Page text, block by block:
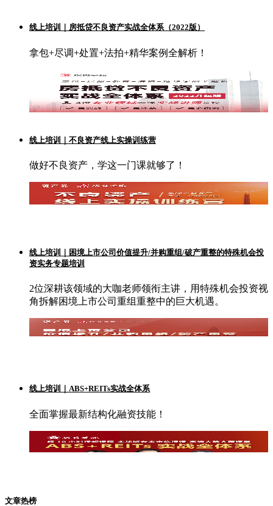
线上培训｜房抵贷不良资产实战全体系（2022版）
拿包+尽调+处置+法拍+精华案例全解析！
线上培训｜不良资产线上实操训练营
做好不良资产，学这一门课就够了！
线上培训｜困境上市公司价值提升/并购重组/破产重整的特殊机会投
资实务专题培训
2位深耕该领域的大咖老师领衔主讲，用特殊机会投资视
角拆解困境上市公司重组重整中的巨大机遇。
线上培训｜ABS+REITs实战全体系
全面掌握最新结构化融资技能！
文章热榜